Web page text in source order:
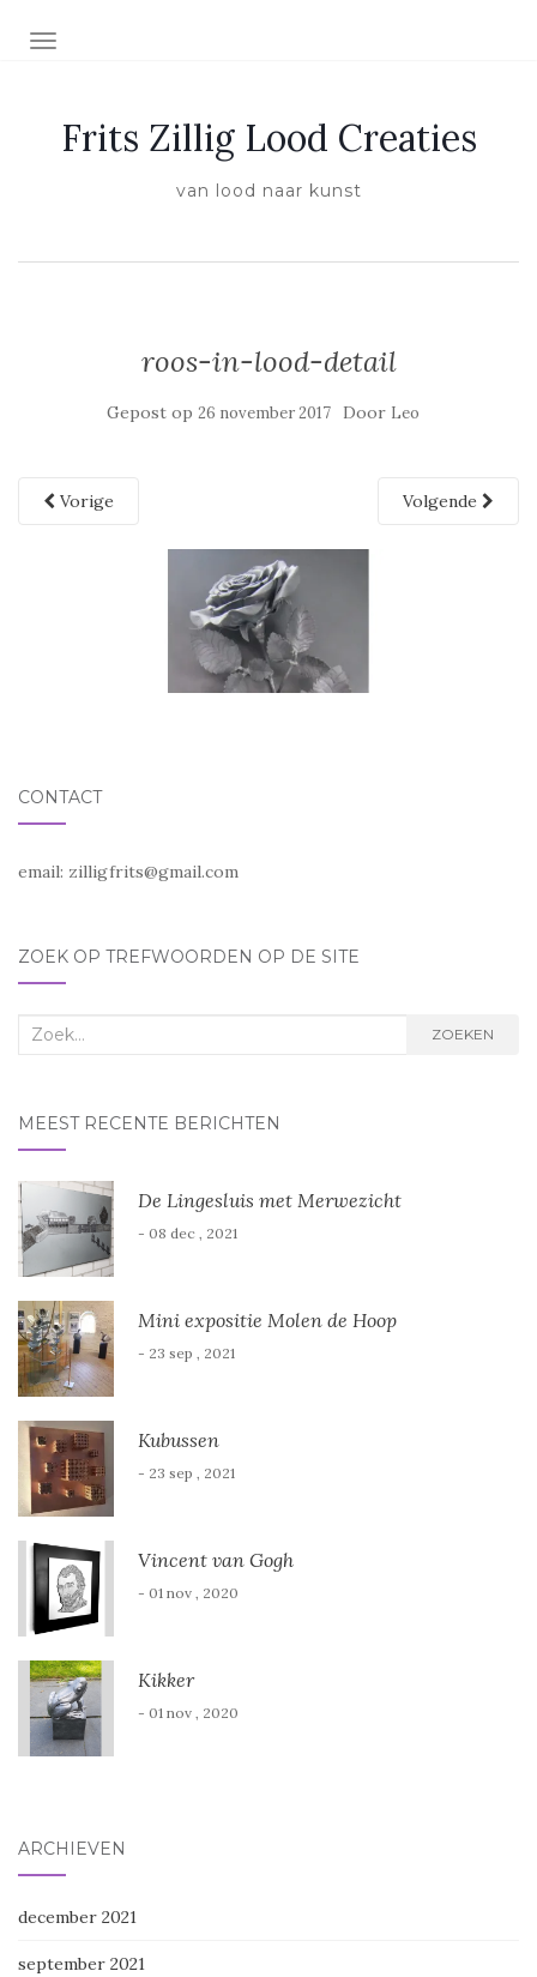
SCHAKEL NAVIGATIE
Frits Zillig Lood Creaties
van lood naar kunst
roos-in-lood-detail
Gepost op 26 november 2017 Door Leo
Vorige Volgende
CONTACT
email: zilligfrits@gmail.com
ZOEK OP TREFWOORDEN OP DE SITE
Zoek
ZOEKEN
MEEST RECENTE BERICHTEN
De Lingesluis met Merwezicht
- 08 dec , 2021
Mini expositie Molen de Hoop
- 23 sep , 2021
Kubussen
- 23 sep , 2021
Vincent van Gogh
- 01 nov , 2020
Kikker
- 01 nov , 2020
ARCHIEVEN
december 2021
september 2021